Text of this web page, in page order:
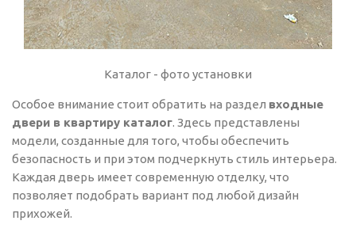
Каталог - фото установки
Особое внимание стоит обратить на раздел входные
двери в квартиру каталог. Здесь представлены
модели, созданные для того, чтобы обеспечить
безопасность и при этом подчеркнуть стиль интерьера.
Каждая дверь имеет современную отделку, что
позволяет подобрать вариант под любой дизайн
прихожей.